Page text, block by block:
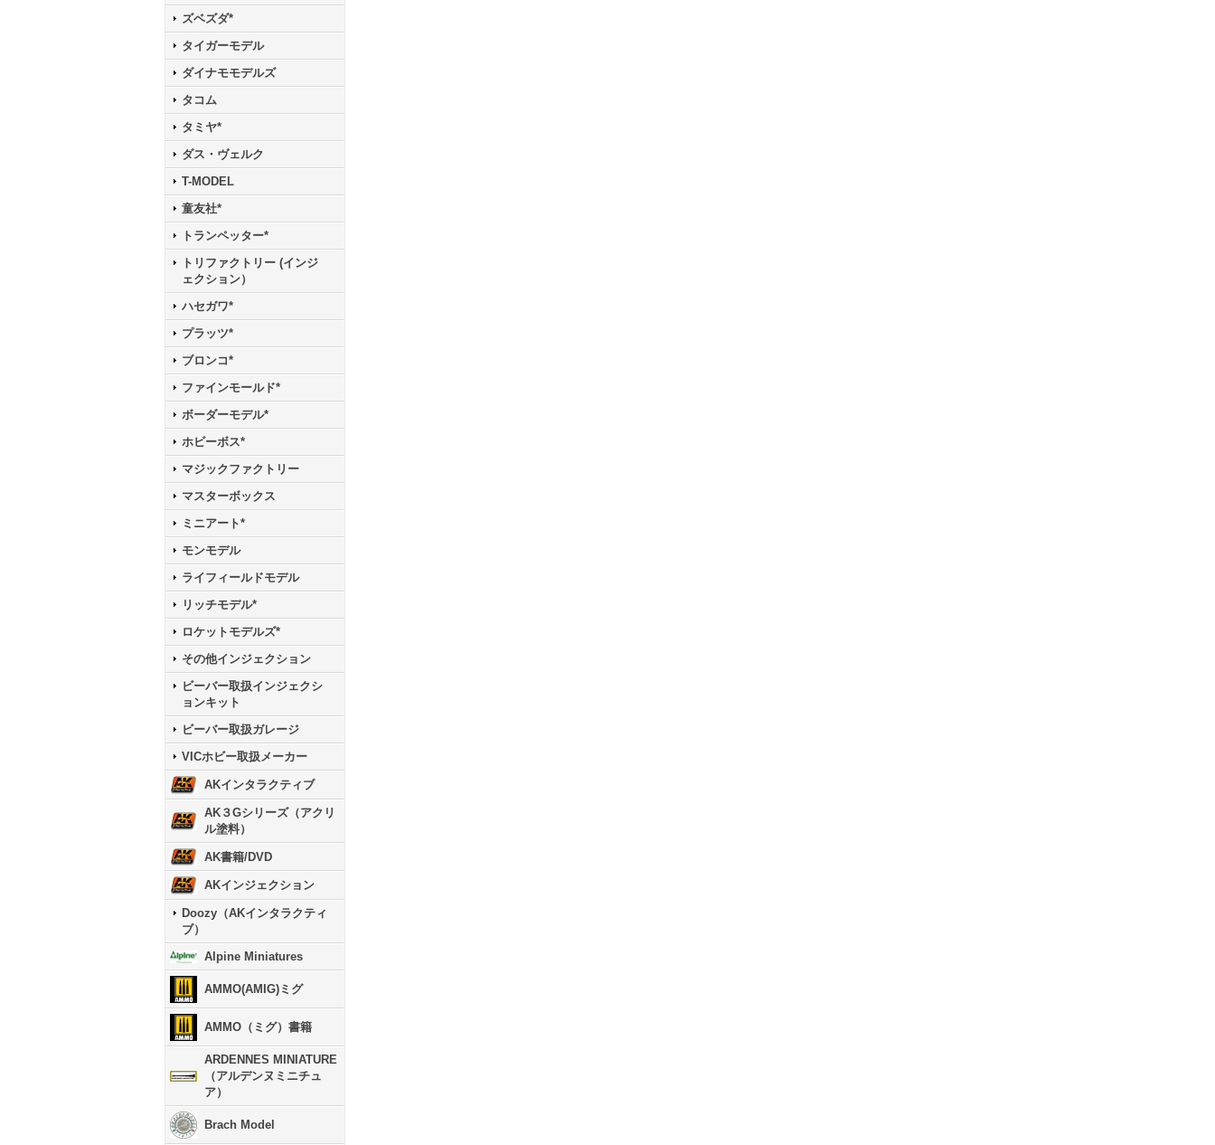
ズベズダ*
タイガーモデル
ダイナモモデルズ
タコム
タミヤ*
ダス・ヴェルク
T-MODEL
童友社*
トランペッター*
トリファクトリー (インジ
ェクション）
ハセガワ*
プラッツ*
ブロンコ*
ファインモールド*
ボーダーモデル*
ホビーボス*
マジックファクトリー
マスターボックス
ミニアート*
モンモデル
ライフィールドモデル
リッチモデル*
ロケットモデルズ*
その他インジェクション
ビーバー取扱インジェクシ
ョンキット
ビーバー取扱ガレージ
VICホビー取扱メーカー
AKインタラクティブ
AK３Gシリーズ（アクリ
ル塗料）
AK書籍/DVD
AKインジェクション
Doozy（AKインタラクティ
ブ）
Alpine Miniatures
AMMO(AMIG)ミグ
AMMO（ミグ）書籍
ARDENNES MINIATURE
（アルデンヌミニチュ
ア）
Brach Model